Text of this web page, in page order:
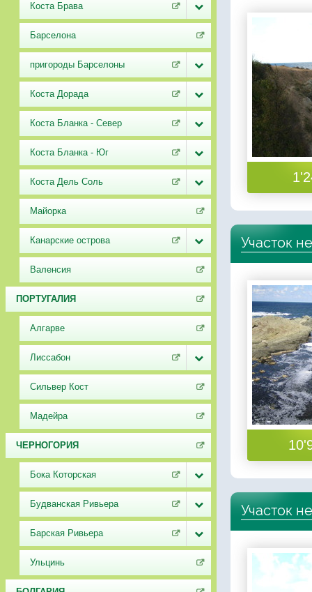
Коста Брава
Барселона
пригороды Барселоны
Коста Дорада
Коста Бланка - Север
Коста Бланка - Юг
Коста Дель Соль
Майорка
Канарские острова
Валенсия
ПОРТУГАЛИЯ
Алгарве
Лиссабон
Сильвер Кост
Мадейра
ЧЕРНОГОРИЯ
Бока Которская
Будванская Ривьера
Барская Ривьера
Ульцинь
Участок
Участок